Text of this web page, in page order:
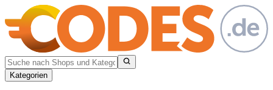
Kategorien